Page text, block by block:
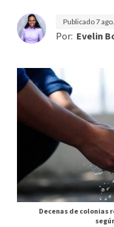
Publicado7
Por: Evelin
Decenas de colonias